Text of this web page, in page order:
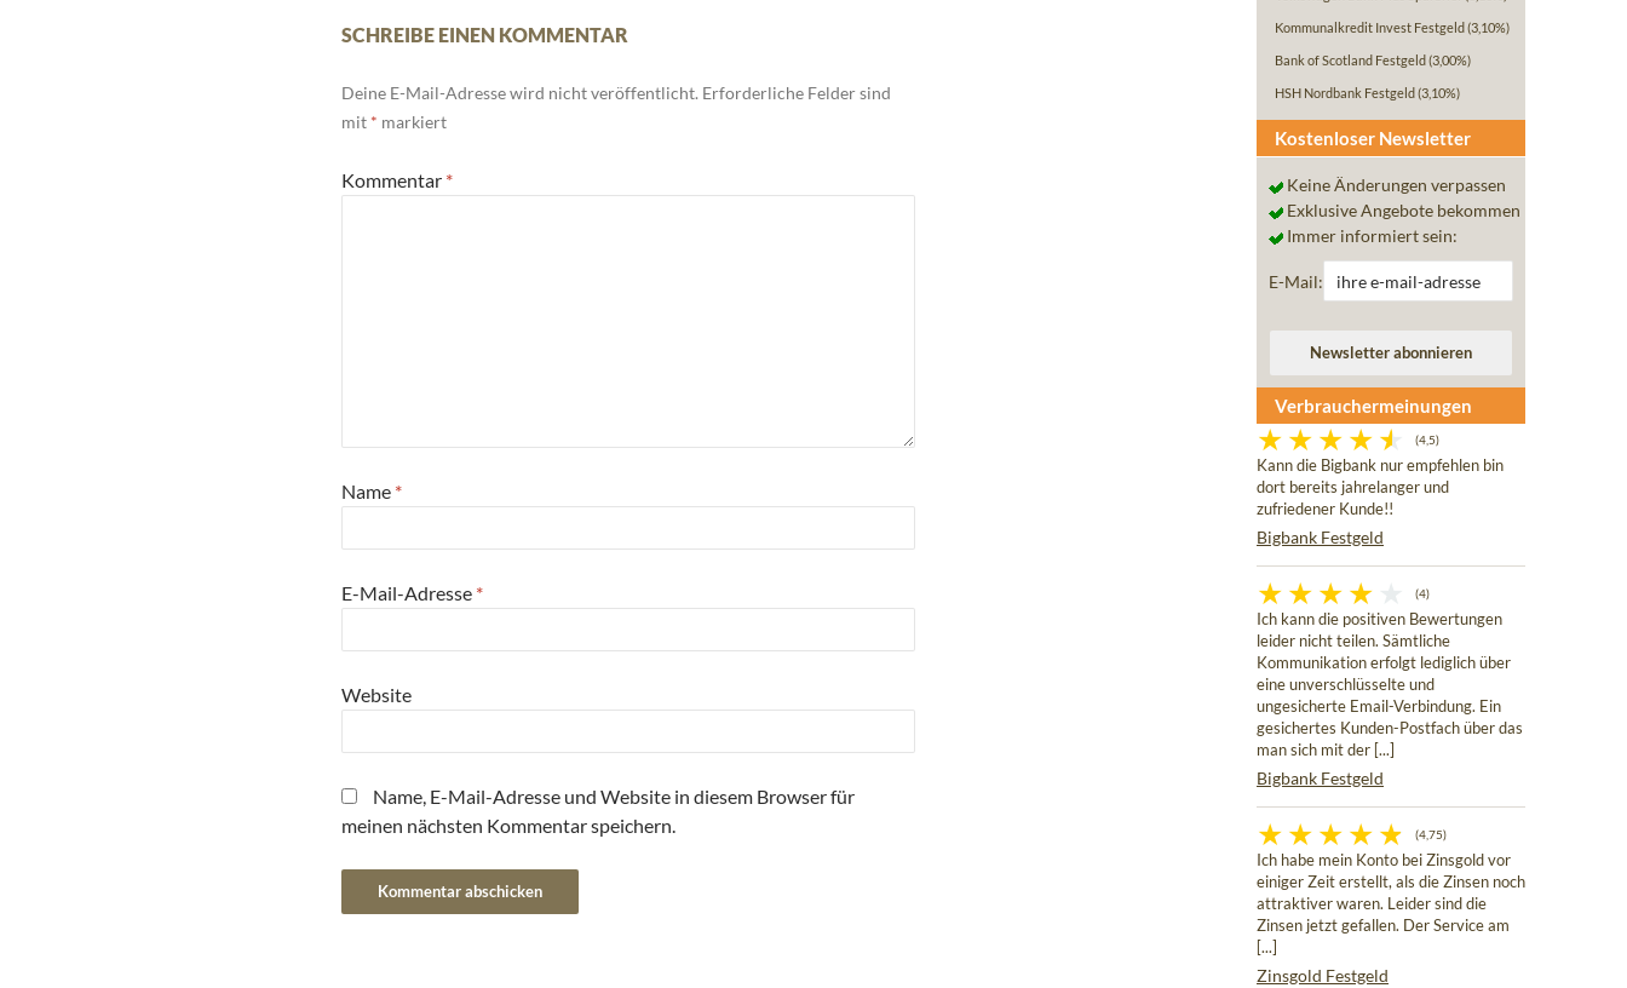
SCHREIBE EINEN KOMMENTAR
Deine E-Mail-Adresse wird nicht veröffentlicht. Erforderliche Felder sind
mit * markiert
Kommentar *
Name *
E-Mail-Adresse *
Website
Name, E-Mail-Adresse und Website in diesem Browser für
meinen nächsten Kommentar speichern.
Kommunalkredit Invest Festgeld (3,10%)
Bank of Scotland Festgeld (3,00%)
HSH Nordbank Festgeld (3,10%)
Kostenloser Newsletter
Keine Änderungen verpassen
Exklusive Angebote bekommen
Immer informiert sein:
E-Mail:
Verbrauchermeinungen
(4,5)
Kann die Bigbank nur empfehlen bin
dort bereits jahrelanger und
zufriedener Kunde!!
Bigbank Festgeld
(4)
Ich kann die positiven Bewertungen
leider nicht teilen. Sämtliche
Kommunikation erfolgt lediglich über
eine unverschlüsselte und
ungesicherte Email-Verbindung. Ein
gesichertes Kunden-Postfach über das
man sich mit der [...]
Bigbank Festgeld
(4,75)
Ich habe mein Konto bei Zinsgold vor
einiger Zeit erstellt, als die Zinsen noch
attraktiver waren. Leider sind die
Zinsen jetzt gefallen. Der Service am
[...]
Zinsgold Festgeld